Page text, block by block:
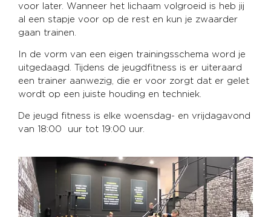
voor later. Wanneer het lichaam volgroeid is heb jij
al een stapje voor op de rest en kun je zwaarder
gaan trainen.
In de vorm van een eigen trainingsschema word je
uitgedaagd. Tijdens de jeugdfitness is er uiteraard
een trainer aanwezig, die er voor zorgt dat er gelet
wordt op een juiste houding en techniek.
De jeugd fitness is elke woensdag- en vrijdagavond
van 18:00 uur tot 19:00 uur.